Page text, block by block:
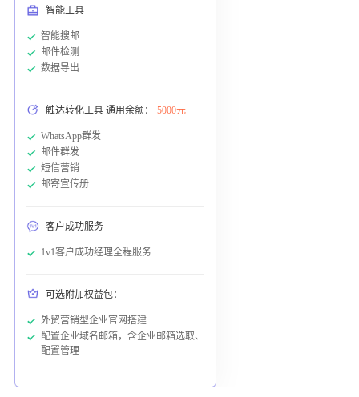
智能工具
智能搜邮
邮件检测
数据导出
触达转化工具 通用余额： 5000元
WhatsApp群发
邮件群发
短信营销
邮寄宣传册
客户成功服务
1v1客户成功经理全程服务
可选附加权益包：
外贸营销型企业官网搭建
配置企业域名邮箱，含企业邮箱选取、
配置管理